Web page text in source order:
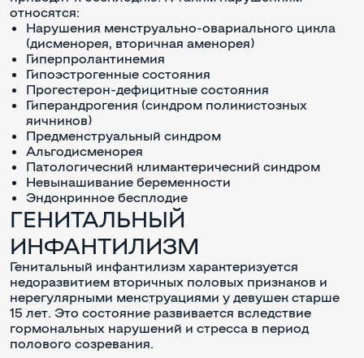
относятся:
Нарушения менструально-овариального цикла
(дисменорея, вторичная аменорея)
Гиперпролактинемия
Гипоэстрогенные состояния
Прогестерон-дефицитные состояния
Гиперандрогения (синдром поликистозных
яичников)
Предменструальный синдром
Альгодисменорея
Патологический климактерический синдром
Невынашивание беременности
Эндокринное бесплодие
ГЕНИТАЛЬНЫЙ
ИНФАНТИЛИЗМ
Генитальный инфантилизм характеризуется
недоразвитием вторичных половых признаков и
нерегулярными менструациями у девушек старше
15 лет. Это состояние развивается вследствие
гормональных нарушений и стресса в период
полового созревания.